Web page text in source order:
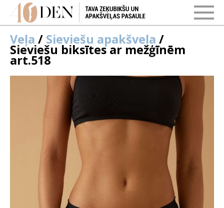
Veļa / Sieviešu apakšveļa /
Sieviešu biksītes ar mežģīnēm
art.518